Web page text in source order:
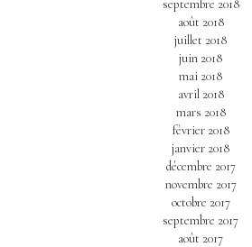
septembre 2018
août 2018
juillet 2018
juin 2018
mai 2018
avril 2018
mars 2018
février 2018
janvier 2018
décembre 2017
novembre 2017
octobre 2017
septembre 2017
août 2017